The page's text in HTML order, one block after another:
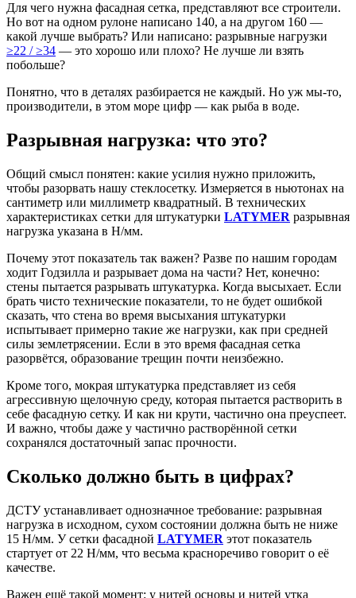
Для чего нужна фасадная сетка, представляют все строители.
Но вот на одном рулоне написано 140, а на другом 160 —
какой лучше выбрать? Или написано: разрывные нагрузки
≥22 / ≥34 — это хорошо или плохо? Не лучше ли взять
побольше?
Понятно, что в деталях разбирается не каждый. Но уж мы-то,
производители, в этом море цифр — как рыба в воде.
Разрывная нагрузка: что это?
Общий смысл понятен: какие усилия нужно приложить,
чтобы разорвать нашу стеклосетку. Измеряется в ньютонах на
сантиметр или миллиметр квадратный. В технических
характеристиках сетки для штукатурки LATYMER разрывная
нагрузка указана в Н/мм.
Почему этот показатель так важен? Разве по нашим городам
ходит Годзилла и разрывает дома на части? Нет, конечно:
стены пытается разрывать штукатурка. Когда высыхает. Если
брать чисто технические показатели, то не будет ошибкой
сказать, что стена во время высыхания штукатурки
испытывает примерно такие же нагрузки, как при средней
силы землетрясении. Если в это время фасадная сетка
разорвётся, образование трещин почти неизбежно.
Кроме того, мокрая штукатурка представляет из себя
агрессивную щелочную среду, которая пытается растворить в
себе фасадную сетку. И как ни крути, частично она преуспеет.
И важно, чтобы даже у частично растворённой сетки
сохранялся достаточный запас прочности.
Сколько должно быть в цифрах?
ДСТУ устанавливает однозначное требование: разрывная
нагрузка в исходном, сухом состоянии должна быть не ниже
15 Н/мм. У сетки фасадной LATYMER этот показатель
стартует от 22 Н/мм, что весьма красноречиво говорит о её
качестве.
Важен ещё такой момент: у нитей основы и нитей утка